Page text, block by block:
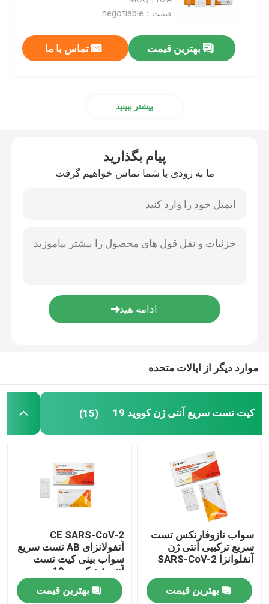
تست سریع نشانگر تومور
تست سریع سلامت
تست سریع PCR
کیت تست بیوشیمی
قیمت：negotiable
بهترین قیمت تماس با ما
بیشتر ببینید
پیام بگذارید
ما به زودی با شما تماس خواهیم گرفت
موارد دیگر از ایالات متحده
کیت تست سریع آنتی ژن کووید 19 (15)
سواب نازوفارنکس تست
سریع ترکیبی آنتی ژن
آنفلوانزا SARS-CoV-2
بهترین قیمت
CE SARS-CoV-2
آنفولانزای AB تست سریع
سواب بینی کیت تست
آنتی ژن کووید 19
بهترین قیمت